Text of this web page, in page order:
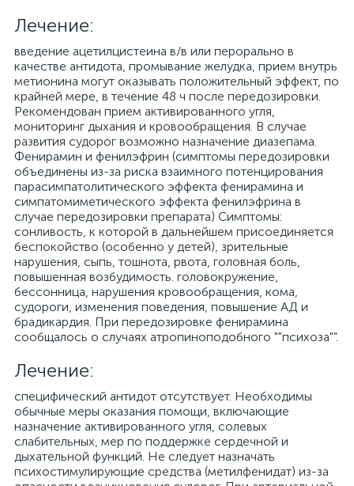
Лечение:
введение ацетилцистеина в/в или перорально в
качестве антидота, промывание желудка, прием внутрь
метионина могут оказывать положительный эффект, по
крайней мере, в течение 48 ч после передозировки.
Рекомендован прием активированного угля,
мониторинг дыхания и кровообращения. В случае
развития судорог возможно назначение диазепама.
Фенирамин и фенилэфрин (симптомы передозировки
объединены из-за риска взаимного потенцирования
парасимпатолитического эффекта фенирамина и
симпатомиметического эффекта фенилэфрина в
случае передозировки препарата) Симптомы:
сонливость, к которой в дальнейшем присоединяется
беспокойство (особенно у детей), зрительные
нарушения, сыпь, тошнота, рвота, головная боль,
повышенная возбудимость. головокружение,
бессонница, нарушения кровообращения, кома,
судороги, изменения поведения, повышение АД и
брадикардия. При передозировке фенирамина
сообщалось о случаях атропиноподобного ""психоза"".
Лечение:
специфический антидот отсутствует. Необходимы
обычные меры оказания помощи, включающие
назначение активированного угля, солевых
слабительных, мер по поддержке сердечной и
дыхательной функций. Не следует назначать
психостимулирующие средства (метилфенидат) из-за